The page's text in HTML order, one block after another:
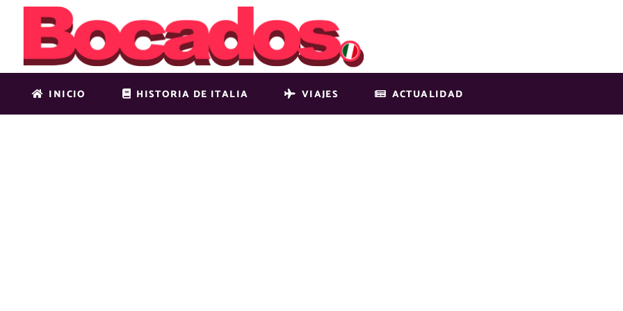
INICIO HISTORIA DE ITALIA VIAJES ACTUALIDAD